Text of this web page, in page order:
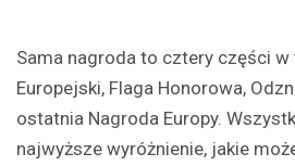
Sama nagroda to cztery części w
Europejski, Flaga Honorowa,
ostatnia Nagroda Europy.
najwyższe wyróżnienie, jakie